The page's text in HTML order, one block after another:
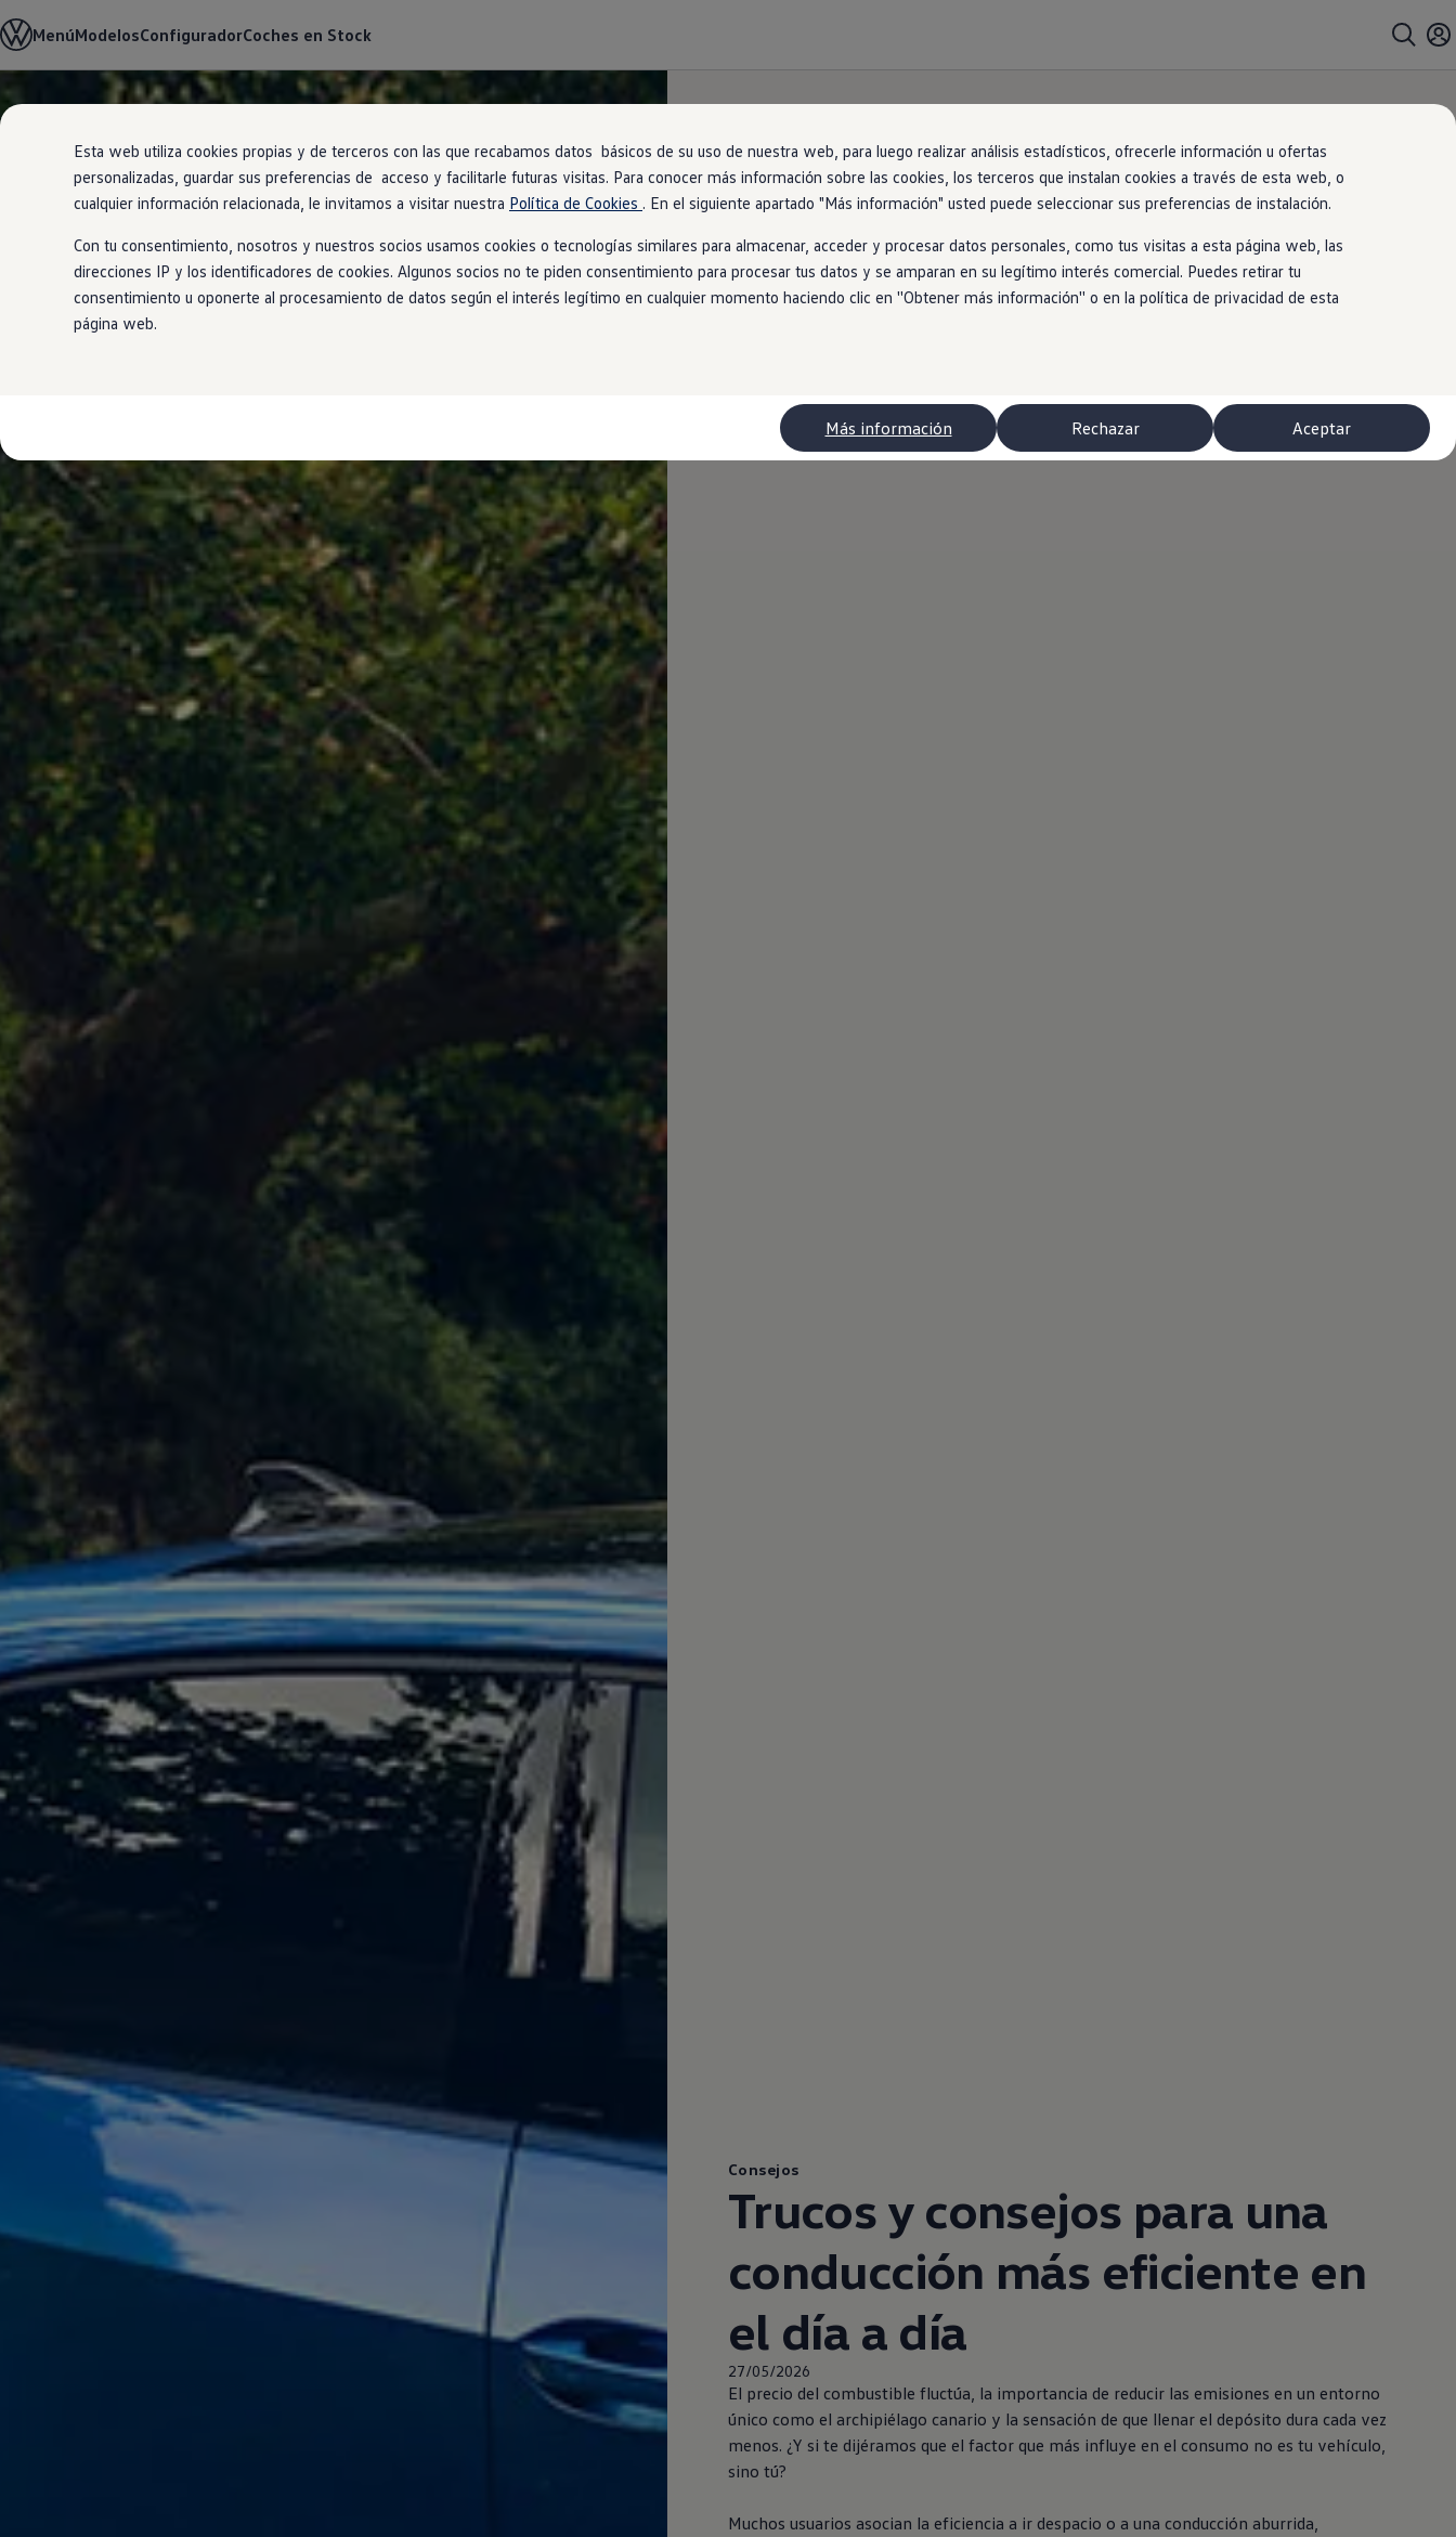
Esta web utiliza cookies propias y de terceros con las que recabamos datos básicos de su uso de nuestra web, para luego realizar análisis estadísticos, ofrecerle información u ofertas
personalizadas, guardar sus preferencias de acceso y facilitarle futuras visitas. Para conocer más información sobre las cookies, los terceros que instalan cookies a través de esta web, o
cualquier información relacionada, le invitamos a visitar nuestra Política de Cookies . En el siguiente apartado "Más información" usted puede seleccionar sus preferencias de instalación.
Con tu consentimiento, nosotros y nuestros socios usamos cookies o tecnologías similares para almacenar, acceder y procesar datos personales, como tus visitas a esta página web, las
direcciones IP y los identificadores de cookies. Algunos socios no te piden consentimiento para procesar tus datos y se amparan en su legítimo interés comercial. Puedes retirar tu
consentimiento u oponerte al procesamiento de datos según el interés legítimo en cualquier momento haciendo clic en ''Obtener más información'' o en la política de privacidad de esta
página web.
Aceptar
Rechazar
Más información
directamente
al contenido
directamente
al pie de
página
MenúModelosConfiguradorCoches en Stock
Modelos y Configurador
Nuevo ID. Polo: El eléctrico para todos
Nuevo ID. Cross 100% eléctrico
Modelos 7 plazas
Descubre el nuevo Golf GTI 50 Aniversario
Gama SUV de Volkswagen
Ofertas y promociones
Precios Especiales
Renueva tu Volkswagen
Financiación Volkswagen
Volkswagen Flex & Serenity
Renting
Vehículos de ocasión
Concursos Volkswagen
Clientes
Información Útil
Viajar en coche
WLTP
Aceite y líquidos
EA189
Etiquetado de neumáticos UE - Volkswagen Canarias
Reciclaje Volkswagen Canarias
Servicios de mantenimiento
Garantía Volkswagen
Homologaciones y certificados de conformidad
Información sobre el apagón de redes 2G-3G en Canarias
Recambios
Recambios reconstruidos
Carrocería y pintura
Lunas, luces y visibilidad
Economy Parts
Neumáticos
Modelos antiguos
Servicio para vehículos eléctricos
myVolkswagen
Ayuda con aplicaciones y servicios digitales
Navigation Map Update
Actualizaciones del software, los mapas y las emisoras de radio
Buscar servicios para tu modelo
Conectar el móvil con el vehículo
Volkswagen Apps, inicio de sesión y tienda
Exclusivo para empresas
Volkswagen Taxis
Movilidad Eléctrica
Vehículos eléctricos disponibles
Cambiando a la movilidad eléctrica
Actualización de Software ID.
¿Cuántos kilómetros puedo recorrer?
Instalación Punto de Carga Coche Eléctrico en Canarias
Mundo Volkswagen
Consejos
Trucos y consejos para una
conducción más eficiente en
el día a día
27/05/2026
El precio del combustible fluctúa, la importancia de reducir las emisiones en un entorno
único como el archipiélago canario y la sensación de que llenar el depósito dura cada vez
menos. ¿Y si te dijéramos que el factor que más influye en el consumo no es tu vehículo,
sino tú?
Muchos usuarios asocian la eficiencia a ir despacio o a una conducción aburrida,